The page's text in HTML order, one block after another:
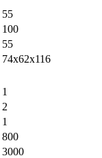
55
100
55
74x62x116
1
2
1
800
3000